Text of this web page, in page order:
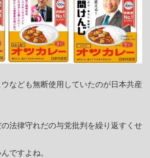
なども無断使用していたのが日本共産
法律守れだの与党批判を繰り返すくせ
ですよね。